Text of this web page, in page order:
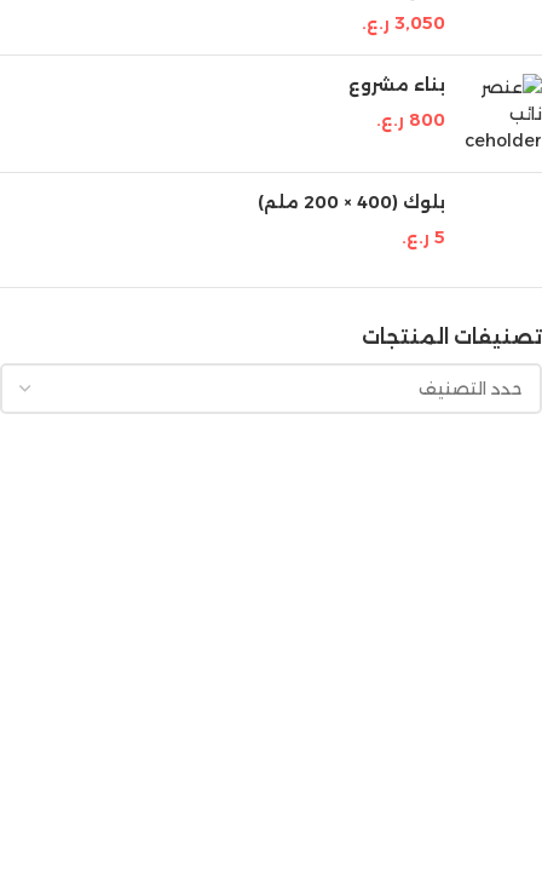
3,050 ر.ع.
بناء مشروع
800 ر.ع.
بلوك (400 × 200 ملم)
5 ر.ع.
تصنيفات المنتجات